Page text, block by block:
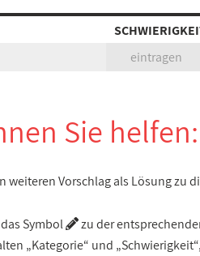
eintragen
Sie helfen:
weiteren Vorschlag als Lösung zu
Symbol
zu der
„Kategorie“ und